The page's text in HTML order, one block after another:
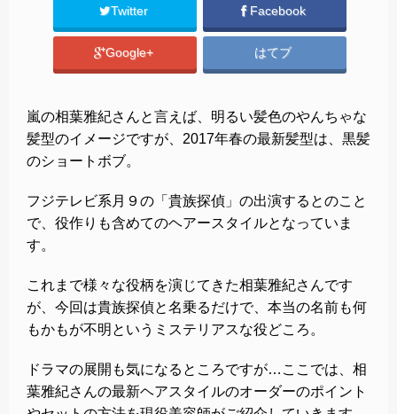
Twitter Facebook
Google+ はてブ
嵐の相葉雅紀さんと言えば、明るい髪色のやんちゃな
髪型のイメージですが、2017年春の最新髪型は、黒髪
のショートボブ。
フジテレビ系月９の「貴族探偵」の出演するとのこと
で、役作りも含めてのヘアースタイルとなっていま
す。
これまで様々な役柄を演じてきた相葉雅紀さんです
が、今回は貴族探偵と名乗るだけで、本当の名前も何
もかもが不明というミステリアスな役どころ。
ドラマの展開も気になるところですが…ここでは、相
葉雅紀さんの最新ヘアスタイルのオーダーのポイント